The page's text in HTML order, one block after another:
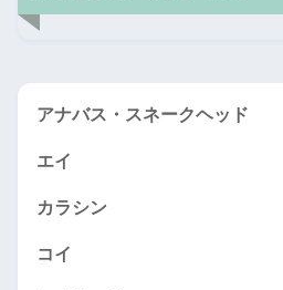
アナバス・スネークヘッド
エイ
カラシン
コイ